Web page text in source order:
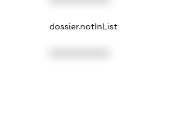
dossier.notInList